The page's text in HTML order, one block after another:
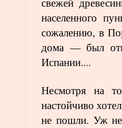
населенного
сожалению, в
дома — был
Испании....
Несмотря на
настойчиво
не пошли. Уж